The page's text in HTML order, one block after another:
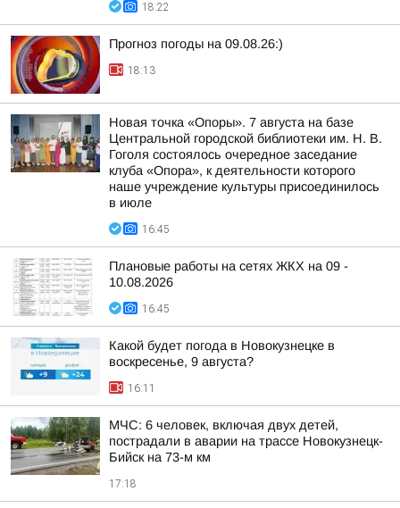
18:22
Прогноз погоды на 09.08.26:)
18:13
Новая точка «Опоры». 7 августа на базе
Центральной городской библиотеки им. Н. В.
Гоголя состоялось очередное заседание
клуба «Опора», к деятельности которого
наше учреждение культуры присоединилось
в июле
16:45
Плановые работы на сетях ЖКХ на 09 -
10.08.2026
16:45
Какой будет погода в Новокузнецке в
воскресенье, 9 августа?
16:11
МЧС: 6 человек, включая двух детей,
пострадали в аварии на трассе Новокузнецк-
Бийск на 73-м км
17:18